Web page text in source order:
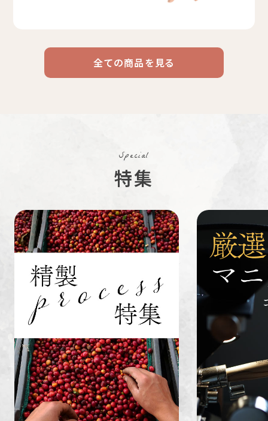
コーヒー
リキッド
コーヒー
豆・粉
デカフェ
すてきな道
具
生活雑貨 福袋
業務用 定期便 送料無料
ケニア
ペルー ブラジル イエメン
インドネシ
グァテマラ
ホンジュラ
ミャンマー ルワンダ
全ての商品を見る
Special
特集